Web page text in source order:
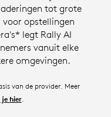
vergaderingen met
en richt de
in de ruimte.
buiten glazen
in staat te
van limieten voor
tot grote
opstellingen
legt Rally AI
vanuit elke
omgevingen.
van de provider. Meer
hier.